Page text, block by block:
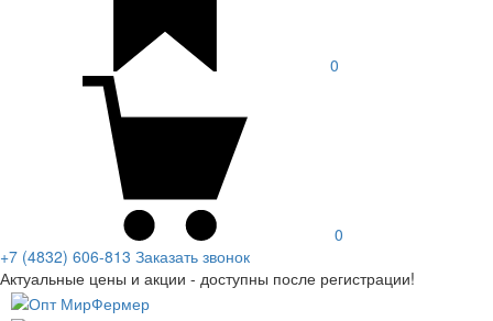
0
0
+7 (4832) 606-813 Заказать звонок
Актуальные цены и акции - доступны после регистрации!